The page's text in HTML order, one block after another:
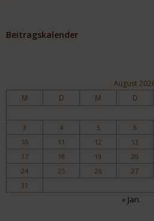
Beitragskalender
August
M D M D
3
4 5 6
10
11 12 13
17
18 19 20
24
25 26 27
31
« Jan.